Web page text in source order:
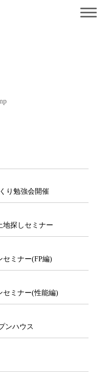
り勉強会開催
地探しセミナー
セミナー(FP編)
セミナー(性能編)
ンハウス